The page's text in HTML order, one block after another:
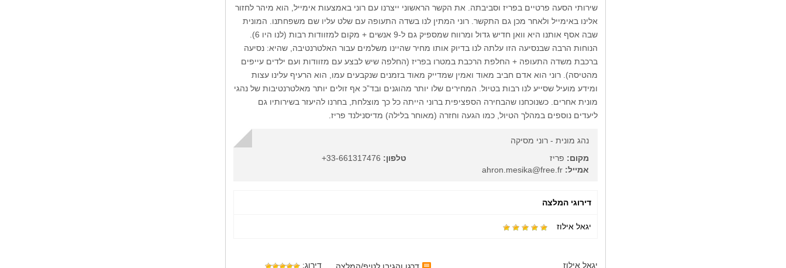
שירותי הסעה פרטיים בפריז וסביבתה. את הקשר הראשוני ייצרנו עם רוני באמצעות אימייל, הוא מיהר לחזור
אלינו באימייל ולאחר מכן גם התקשר. רוני המתין לנו בשדה התעופה עם שלט עליו שם משפחתנו. המונית
שבה אסף אותנו היא וואן חדיש גדול ומרווח שמספיק גם ל-9 אנשים + מקום למזוודות רבות (לנו היו 6).
הנוחות הרבה שבנסיעה הזו עלתה לנו בדיוק אותו מחיר שהיינו משלמים עבור האלטרנטיבה, שהיא: נסיעה
ברכבת משדה התעופה + החלפת הרכבת במטרו בפריז (החלפה שיש לבצע עם מזוודות ועם ילדים עייפים
מהטיסה). רוני הוא אדם חביב מאוד ואמין שמדייק מאוד בזמנים שנקבעים עמו, הוא הרעיף עלינו עצות
ומידע מועיל שסייע לנו רבות בטיול. המחירים שלו יותר מהוגנים ובד”כ אף זולים יותר מאלטרנטיבות של נהגי
מונית אחרים. כשנוכחנו שהבחירה הספציפית ברוני הייתה כל כך מוצלחת, בחרנו להיעזר בשירותיו גם
ליעדים נוספים במהלך הטיול, כמו הגעה וחזרה (מאוחר בלילה) מדיסנילנד פריז.
נהג מונית - רוני מסיקה
מקום: פריז טלפון:
אמייל:
דירוגי המלצה
יגאל אילוז
יגאל אילוז דרגו והגיבו לטיפ/המלצה דירוג: